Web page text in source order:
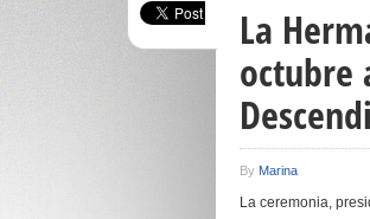
La
octubre
By Marina
La ceremonia,